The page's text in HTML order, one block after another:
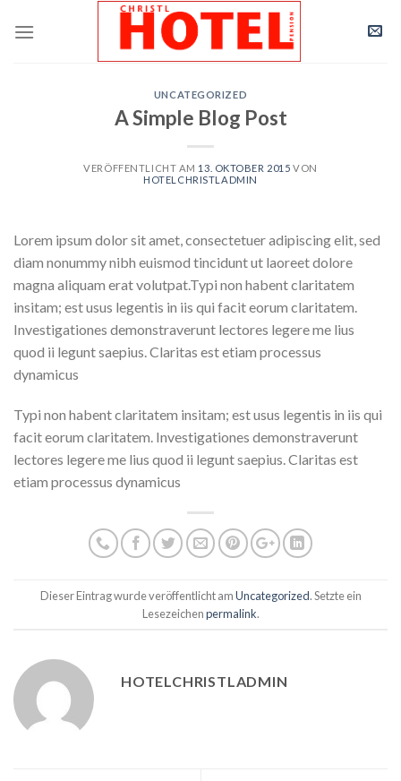
UNCATEGORIZED
A Simple Blog Post
VERÖFFENTLICHT AM 13. OKTOBER 2015 VON
HOTELCHRISTLADMIN
Lorem ipsum dolor sit amet, consectetuer adipiscing elit, sed
diam nonummy nibh euismod tincidunt ut laoreet dolore
magna aliquam erat volutpat.Typi non habent claritatem
insitam; est usus legentis in iis qui facit eorum claritatem.
Investigationes demonstraverunt lectores legere me lius
quod ii legunt saepius. Claritas est etiam processus
dynamicus
Typi non habent claritatem insitam; est usus legentis in iis qui
facit eorum claritatem. Investigationes demonstraverunt
lectores legere me lius quod ii legunt saepius. Claritas est
etiam processus dynamicus
Dieser Eintrag wurde veröffentlicht amUncategorized. Setzte ein
Lesezeichenpermalink.
HOTELCHRISTLADMIN